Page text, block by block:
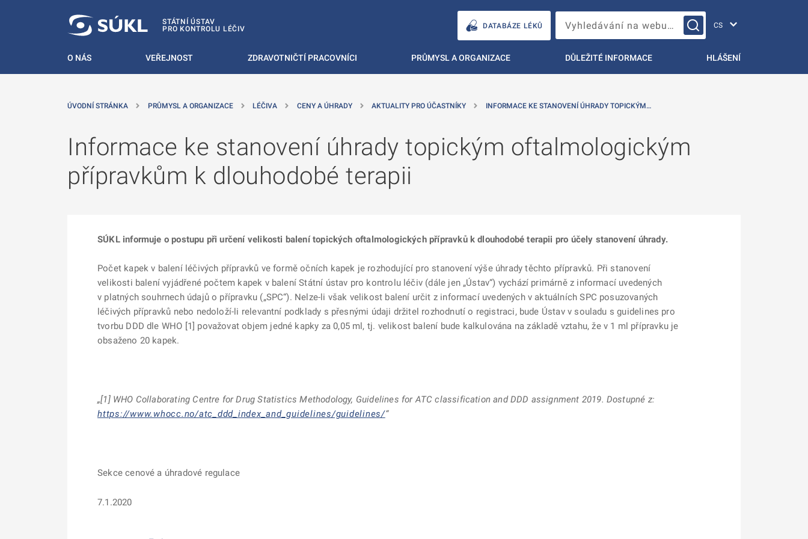
STÁTNÍ ÚSTAV
PRO KONTROLU LÉČIV
DATABÁZE LÉKŮ Vyhledávání na webu…
O NÁS VEŘEJNOST ZDRAVOTNIČTÍ PRACOVNÍCI PRŮMYSL A ORGANIZACE DŮLEŽITÉ INFORMACE HLÁŠENÍ
ÚVODNÍ STRÁNKA PRŮMYSL A ORGANIZACE LÉČIVA CENY A ÚHRADY AKTUALITY PRO ÚČASTNÍKY INFORMACE KE STANOVENÍ ÚHRADY TOPICKÝM…
Informace ke stanovení úhrady topickým oftalmologickým
přípravkům k dlouhodobé terapii
SÚKL informuje o postupu při určení velikosti balení topických oftalmologických přípravků k dlouhodobé terapii pro účely stanovení úhrady.
Počet kapek v balení léčivých přípravků ve formě očních kapek je rozhodující pro stanovení výše úhrady těchto přípravků. Při stanovení
velikosti balení vyjádřené počtem kapek v balení Státní ústav pro kontrolu léčiv (dále jen „Ústav“) vychází primárně z informací uvedených
v platných souhrnech údajů o přípravku („SPC“). Nelze-li však velikost balení určit z informací uvedených v aktuálních SPC posuzovaných
léčivých přípravků nebo nedoloží-li relevantní podklady s přesnými údaji držitel rozhodnutí o registraci, bude Ústav v souladu s guidelines pro
tvorbu DDD dle WHO [1] považovat objem jedné kapky za 0,05 ml, tj. velikost balení bude kalkulována na základě vztahu, že v 1 ml přípravku je
obsaženo 20 kapek.
„[1] WHO Collaborating Centre for Drug Statistics Methodology, Guidelines for ATC classification and DDD assignment 2019. Dostupné z:
https://www.whocc.no/atc_ddd_index_and_guidelines/guidelines/“
Sekce cenové a úhradové regulace
7.1.2020